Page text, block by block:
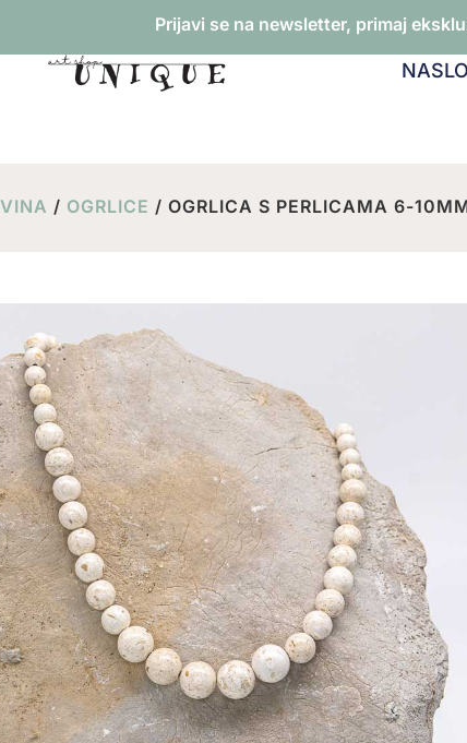
Prijavi se na newsletter, primaj
/ OGRLICE / OGRLICA S PERLICAMA 6-